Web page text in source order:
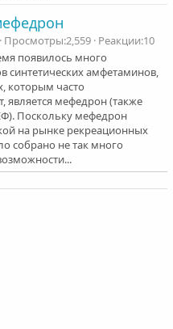
Просмотры 2,559 Реакции10
появилось много
синтетических амфетаминов,
которым часто
является мефедрон (также
Поскольку мефедрон
на рынке рекреационных
собрано не так много